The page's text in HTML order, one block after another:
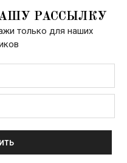
РАССЫЛКУ
только для наших